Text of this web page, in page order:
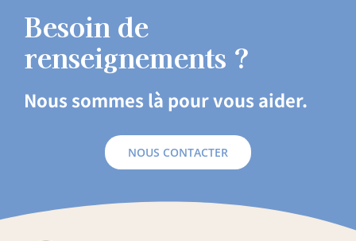
Besoin de
renseignements ?
Nous sommes là pour vous aider.
NOUS CONTACTER